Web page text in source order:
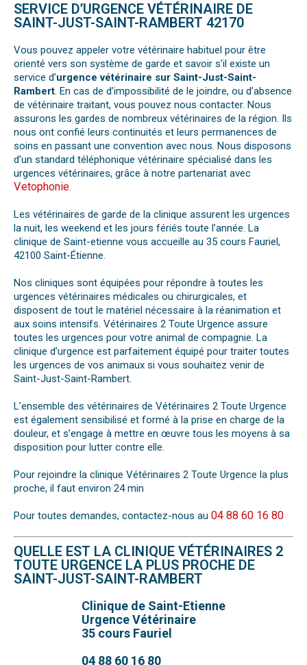
SERVICE D’URGENCE VÉTÉRINAIRE DE
SAINT-JUST-SAINT-RAMBERT 42170
Vous pouvez appeler votre vétérinaire habituel pour être
orienté vers son système de garde et savoir s’il existe un
service d’urgence vétérinaire sur Saint-Just-Saint-
Rambert. En cas de d’impossibilité de le joindre, ou d’absence
de vétérinaire traitant, vous pouvez nous contacter. Nous
assurons les gardes de nombreux vétérinaires de la région. Ils
nous ont confié leurs continuités et leurs permanences de
soins en passant une convention avec nous. Nous disposons
d’un standard téléphonique vétérinaire spécialisé dans les
urgences vétérinaires, grâce à notre partenariat avec
Vetophonie.
Les vétérinaires de garde de la clinique assurent les urgences
la nuit, les weekend et les jours fériés toute l’année. La
clinique de Saint-etienne vous accueille au 35 cours Fauriel,
42100 Saint-Étienne.
Nos cliniques sont équipées pour répondre à toutes les
urgences vétérinaires médicales ou chirurgicales, et
disposent de tout le matériel nécessaire à la réanimation et
aux soins intensifs. Vétérinaires 2 Toute Urgence assure
toutes les urgences pour votre animal de compagnie. La
clinique d’urgence est parfaitement équipé pour traiter toutes
les urgences de vos animaux si vous souhaitez venir de
Saint-Just-Saint-Rambert.
L’ensemble des vétérinaires de Vétérinaires 2 Toute Urgence
est également sensibilisé et formé à la prise en charge de la
douleur, et s’engage à mettre en œuvre tous les moyens à sa
disposition pour lutter contre elle.
Pour rejoindre la clinique Vétérinaires 2 Toute Urgence la plus
proche, il faut environ 24 min
Pour toutes demandes, contactez-nous au 04 88 60 16 80
QUELLE EST LA CLINIQUE VÉTÉRINAIRES 2
TOUTE URGENCE LA PLUS PROCHE DE
SAINT-JUST-SAINT-RAMBERT
Clinique de Saint-Etienne
Urgence Vétérinaire
35 cours Fauriel
04 88 60 16 80